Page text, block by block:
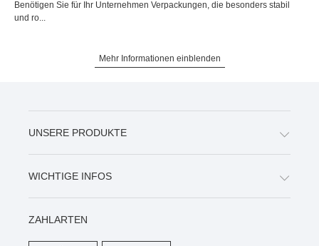
Benötigen Sie für Ihr Unternehmen Verpackungen, die besonders stabil
und ro...
Mehr Informationen einblenden
UNSERE PRODUKTE
WICHTIGE INFOS
ZAHLARTEN